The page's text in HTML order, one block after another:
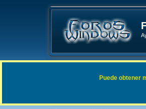
Enlaces rápidos FAQ
Puede obtener